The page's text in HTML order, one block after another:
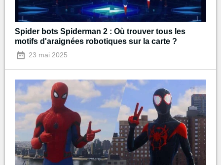
Spider bots Spiderman 2 : Où trouver tous les
motifs d'araignées robotiques sur la carte ?
23 mai 2025